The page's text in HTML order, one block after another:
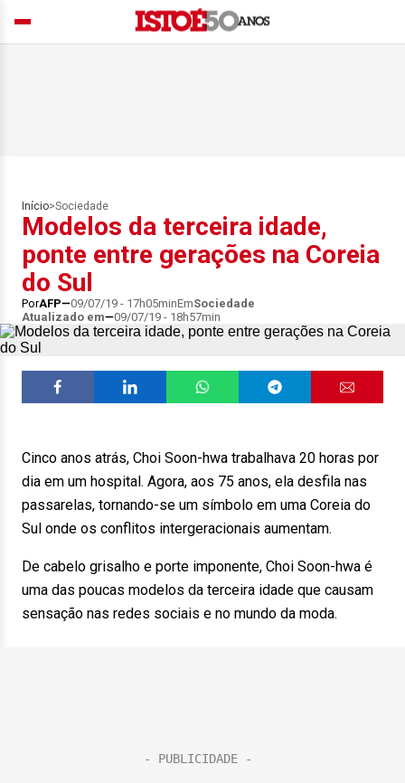
Início>Sociedade
Modelos da terceira idade,
ponte entre gerações na Coreia
do Sul
PorAFP 09/07/19 - 17h05minEmSociedade
Atualizado em
09/07/19 - 18h57min
Cinco anos atrás, Choi Soon-hwa trabalhava 20 horas por
dia em um hospital. Agora, aos 75 anos, ela desfila nas
passarelas, tornando-se um símbolo em uma Coreia do
Sul onde os conflitos intergeracionais aumentam.
De cabelo grisalho e porte imponente, Choi Soon-hwa é
uma das poucas modelos da terceira idade que causam
sensação nas redes sociais e no mundo da moda.